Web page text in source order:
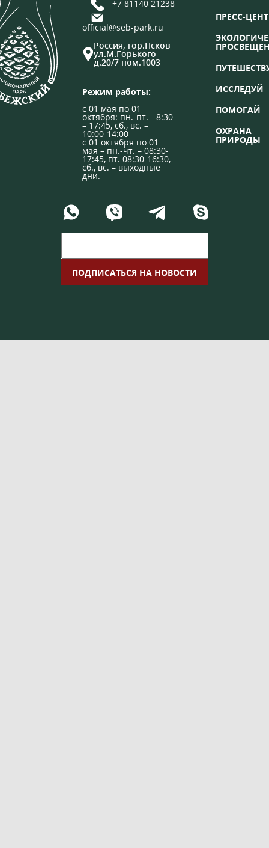
+7 81140 21238
official@seb-park.ru
Россия, гор.Псков
ул.М.Горького
д.20/7 пом.1003
Режим работы:
с 01 мая по 01
октября: пн.-пт. - 8:30
– 17:45, сб., вс. –
10:00-14:00
с 01 октября по 01
мая – пн.-чт. – 08:30-
17:45, пт. 08:30-16:30,
сб., вс. – выходные
дни.
ПРЕСС-
ИССЛЕДУЙ
ПОМОГАЙ
ОХРАНА
ПРИРОДЫ